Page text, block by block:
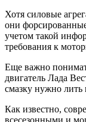
Хотя силовые
они
учетом такой
требования к
Еще важно
двигатель Лада
смазку нужно лить
Как известно,